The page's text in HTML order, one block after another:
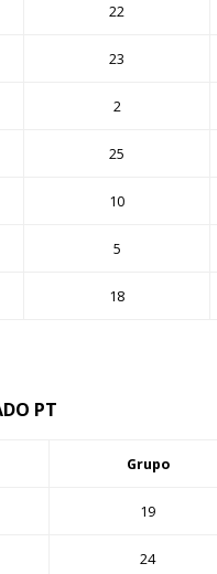
22
23
2
25
10
5
18
PT
Grupo
19
24